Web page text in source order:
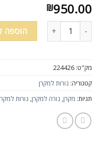
₪950.00
הוספה
מק"ט: 224426
קטגוריה: נורות למקרן
תגיות: מקרן, נורה למקרן, נורות